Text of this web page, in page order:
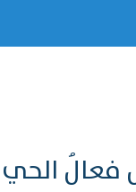
فعالُ الحي